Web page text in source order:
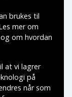
-
-
-
brukes til
mer om
om hvordan
at vi lagrer
på
når som